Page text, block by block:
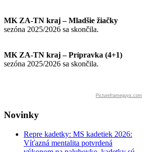
MK ZA-TN kraj – Mladšie žiačky
sezóna 2025/2026 sa skončila.
MK ZA-TN kraj – Prípravka (4+1)
sezóna 2025/2026 sa skončila.
Pictureframeguys.com
Novinky
Repre kadetky: MS kadetiek 2026:
Víťazná mentalita potvrdená